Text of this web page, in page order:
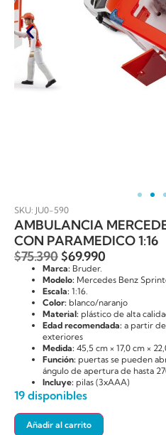
SKU: JU0-590
AMBULANCIA
CON PARAMEDICO 1:16
$75.390$69.990
Marca: Bruder.
Modelo: Mercedes Benz
Escala: 1:16.
Color: blanco/naranjo
Material: plástico de alta
Edad recomendada: a partir
exteriores
Medida: 45,5 cm × 17,0 cm ×
Función: puertas se pueden
ángulo de apertura de hasta
Incluye: pilas (3xAAA)
19 disponibles
Añadir al carrito